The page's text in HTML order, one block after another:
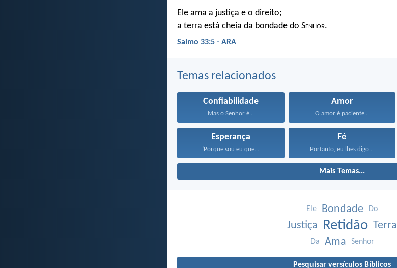
Ele ama a justiça e o direito;
a terra está cheia da bondade do Senhor.
Salmo 33:5 - ARA
Temas relacionados
Confiabilidade
Mas o Senhor é...
Amor
O amor é paciente...
Esperança
‘Porque sou eu que...
Fé
Portanto, eu lhes digo...
Mais Temas...
Ele Bondade Do
Justiça Retidão Terra
Da Ama Senhor
Pesquisar versículos Bíblicos